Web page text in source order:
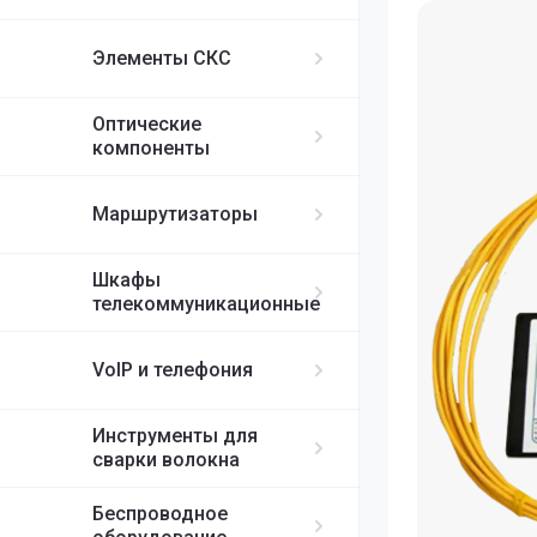
SDNET
Элементы СКС
Оптические
компоненты
Маршрутизаторы
Шкафы
телекоммуникационные
VoIP и телефония
Инструменты для
сварки волокна
Беспроводное